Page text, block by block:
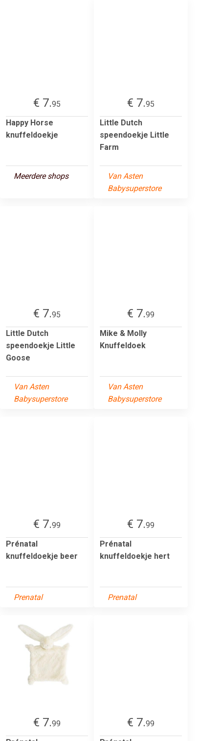
€ 7.95
Happy Horse
knuffeldoekje
Meerdere shops
€ 7.95
Little Dutch
speendoekje Little
Farm
Van Asten
Babysuperstore
€ 7.95
Little Dutch
speendoekje Little
Goose
Van Asten
Babysuperstore
€ 7.99
Mike & Molly
Knuffeldoek
Van Asten
Babysuperstore
€ 7.99
Prénatal
knuffeldoekje beer
Prenatal
€ 7.99
Prénatal
knuffeldoekje hert
Prenatal
€ 7.99
€ 7.99